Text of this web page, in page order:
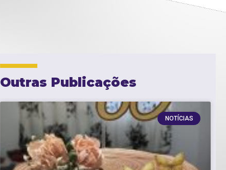
Outras Publicações
NOTÍCIAS